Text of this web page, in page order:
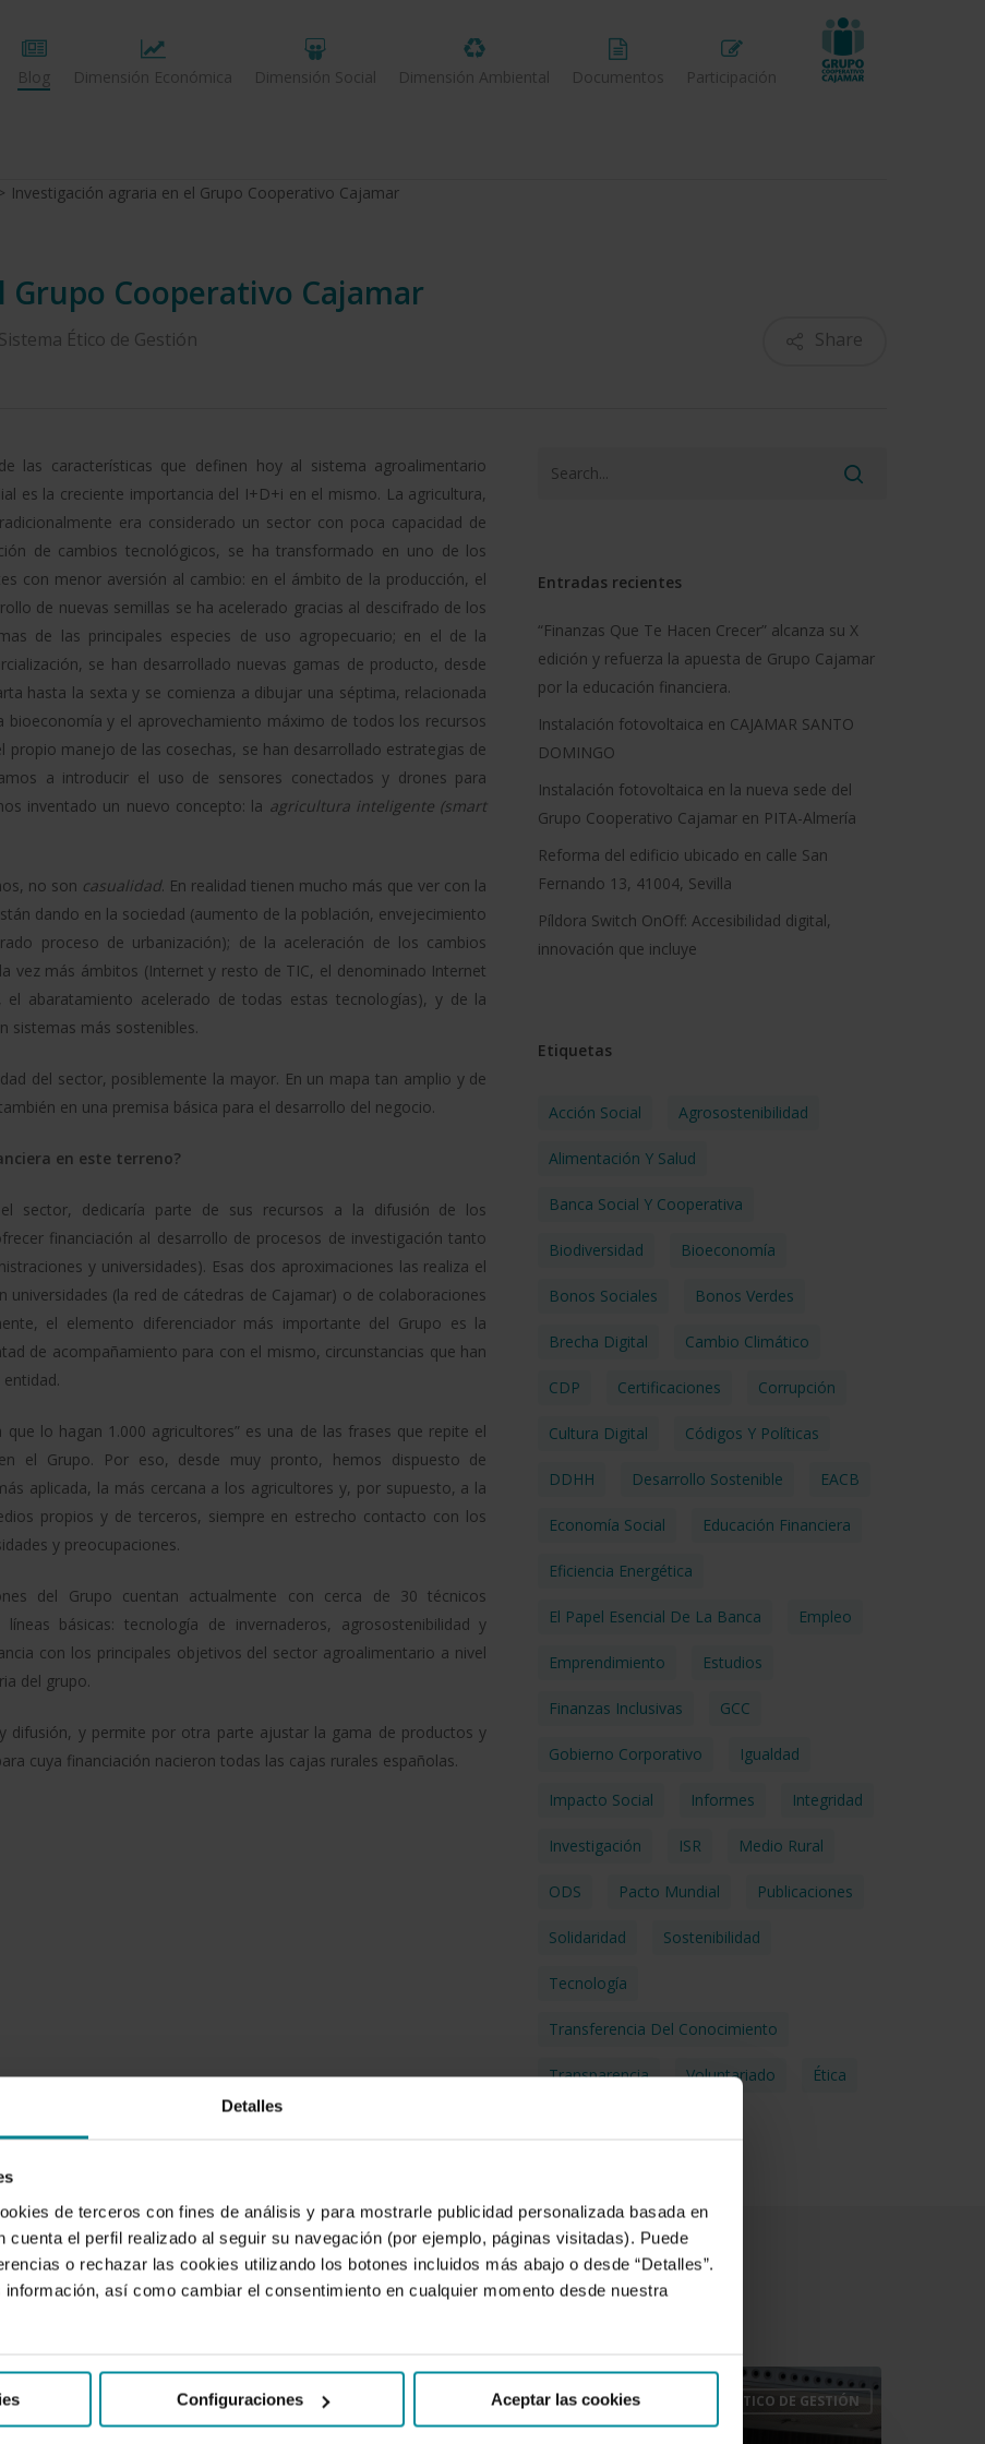
Detalles
de terceros con fines de análisis y para mostrarle publicidad personalizada basada en
cuenta el perfil realizado al seguir su navegación (por ejemplo, páginas visitadas). Puede
o rechazar las cookies utilizando los botones incluidos más abajo o desde “Detalles”.
información, así como cambiar el consentimiento en cualquier momento desde nuestra
Configuraciones Aceptar las cookies
Blog Dimensión Económica Dimensión Social Dimensión Ambiental Documentos Participación
Investigación agraria en el Grupo Cooperativo Cajamar
Cooperativo Cajamar
Ético de Gestión Share
las características que definen hoy al sistema agroalimentario
es la creciente importancia del I+D+i en el mismo. La agricultura,
era considerado un sector con poca capacidad de
de cambios tecnológicos, se ha transformado en uno de los
con menor aversión al cambio: en el ámbito de la producción, el
de nuevas semillas se ha acelerado gracias al descifrado de los
de las principales especies de uso agropecuario; en el de la
se han desarrollado nuevas gamas de producto, desde
hasta la sexta y se comienza a dibujar una séptima, relacionada
bioeconomía y el aprovechamiento máximo de todos los recursos
manejo de las cosechas, se han desarrollado estrategias de
a introducir el uso de sensores conectados y drones para
inventado un nuevo concepto: la agricultura inteligente (smart
no son casualidad. En realidad tienen mucho más que ver con la
dando en la sociedad (aumento de la población, envejecimiento
proceso de urbanización); de la aceleración de los cambios
vez más ámbitos (Internet y resto de TIC, el denominado Internet
abaratamiento acelerado de todas estas tecnologías), y de la
sistemas más sostenibles.
del sector, posiblemente la mayor. En un mapa tan amplio y de
en una premisa básica para el desarrollo del negocio.
en este terreno?
sector, dedicaría parte de sus recursos a la difusión de los
financiación al desarrollo de procesos de investigación tanto
y universidades). Esas dos aproximaciones las realiza el
(la red de cátedras de Cajamar) o de colaboraciones
el elemento diferenciador más importante del Grupo es la
de acompañamiento para con el mismo, circunstancias que han
lo hagan 1.000 agricultores” es una de las frases que repite el
el Grupo. Por eso, desde muy pronto, hemos dispuesto de
aplicada, la más cercana a los agricultores y, por supuesto, a la
propios y de terceros, siempre en estrecho contacto con los
y preocupaciones.
del Grupo cuentan actualmente con cerca de 30 técnicos
básicas: tecnología de invernaderos, agrosostenibilidad y
con los principales objetivos del sector agroalimentario a nivel
del grupo.
difusión, y permite por otra parte ajustar la gama de productos y
cuya financiación nacieron todas las cajas rurales españolas.
Entradas recientes
“Finanzas Que Te Hacen Crecer” alcanza su X
edición y refuerza la apuesta de Grupo Cajamar
por la educación financiera.
Instalación fotovoltaica en CAJAMAR SANTO
DOMINGO
Instalación fotovoltaica en la nueva sede del
Grupo Cooperativo Cajamar en PITA-Almería
Reforma del edificio ubicado en calle San
Fernando 13, 41004, Sevilla
Píldora Switch OnOff: Accesibilidad digital,
innovación que incluye
Etiquetas
Acción Social Agrosostenibilidad
Alimentación Y Salud
Banca Social Y Cooperativa
Biodiversidad Bioeconomía
Bonos Sociales Bonos Verdes
Brecha Digital Cambio Climático
CDP Certificaciones Corrupción
Cultura Digital Códigos Y Políticas
DDHH Desarrollo Sostenible EACB
Economía Social Educación Financiera
Eficiencia Energética
El Papel Esencial De La Banca Empleo
Emprendimiento Estudios
Finanzas Inclusivas GCC
Gobierno Corporativo Igualdad
Impacto Social Informes Integridad
Investigación ISR Medio Rural
ODS Pacto Mundial Publicaciones
Solidaridad Sostenibilidad
Tecnología
Transferencia Del Conocimiento
Transparencia Voluntariado Ética
VALOR COMPARTIDO Y SISTEMA ÉTICO DE GESTIÓN
Grupo
VALOR COMPARTIDO Y SISTEMA ÉTICO DE GESTIÓN
Grupo
Cooperativo